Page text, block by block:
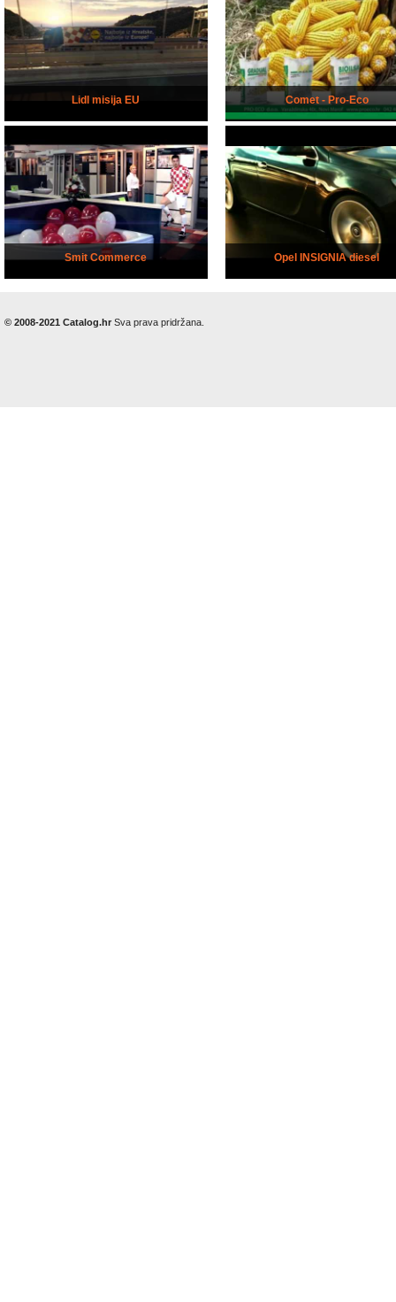
Lidl misija EU Comet - Pro-Eco
Smit Commerce Opel INSIGNIA diesel
© 2008-2021 Catalog.hr Sva prava pridržana.